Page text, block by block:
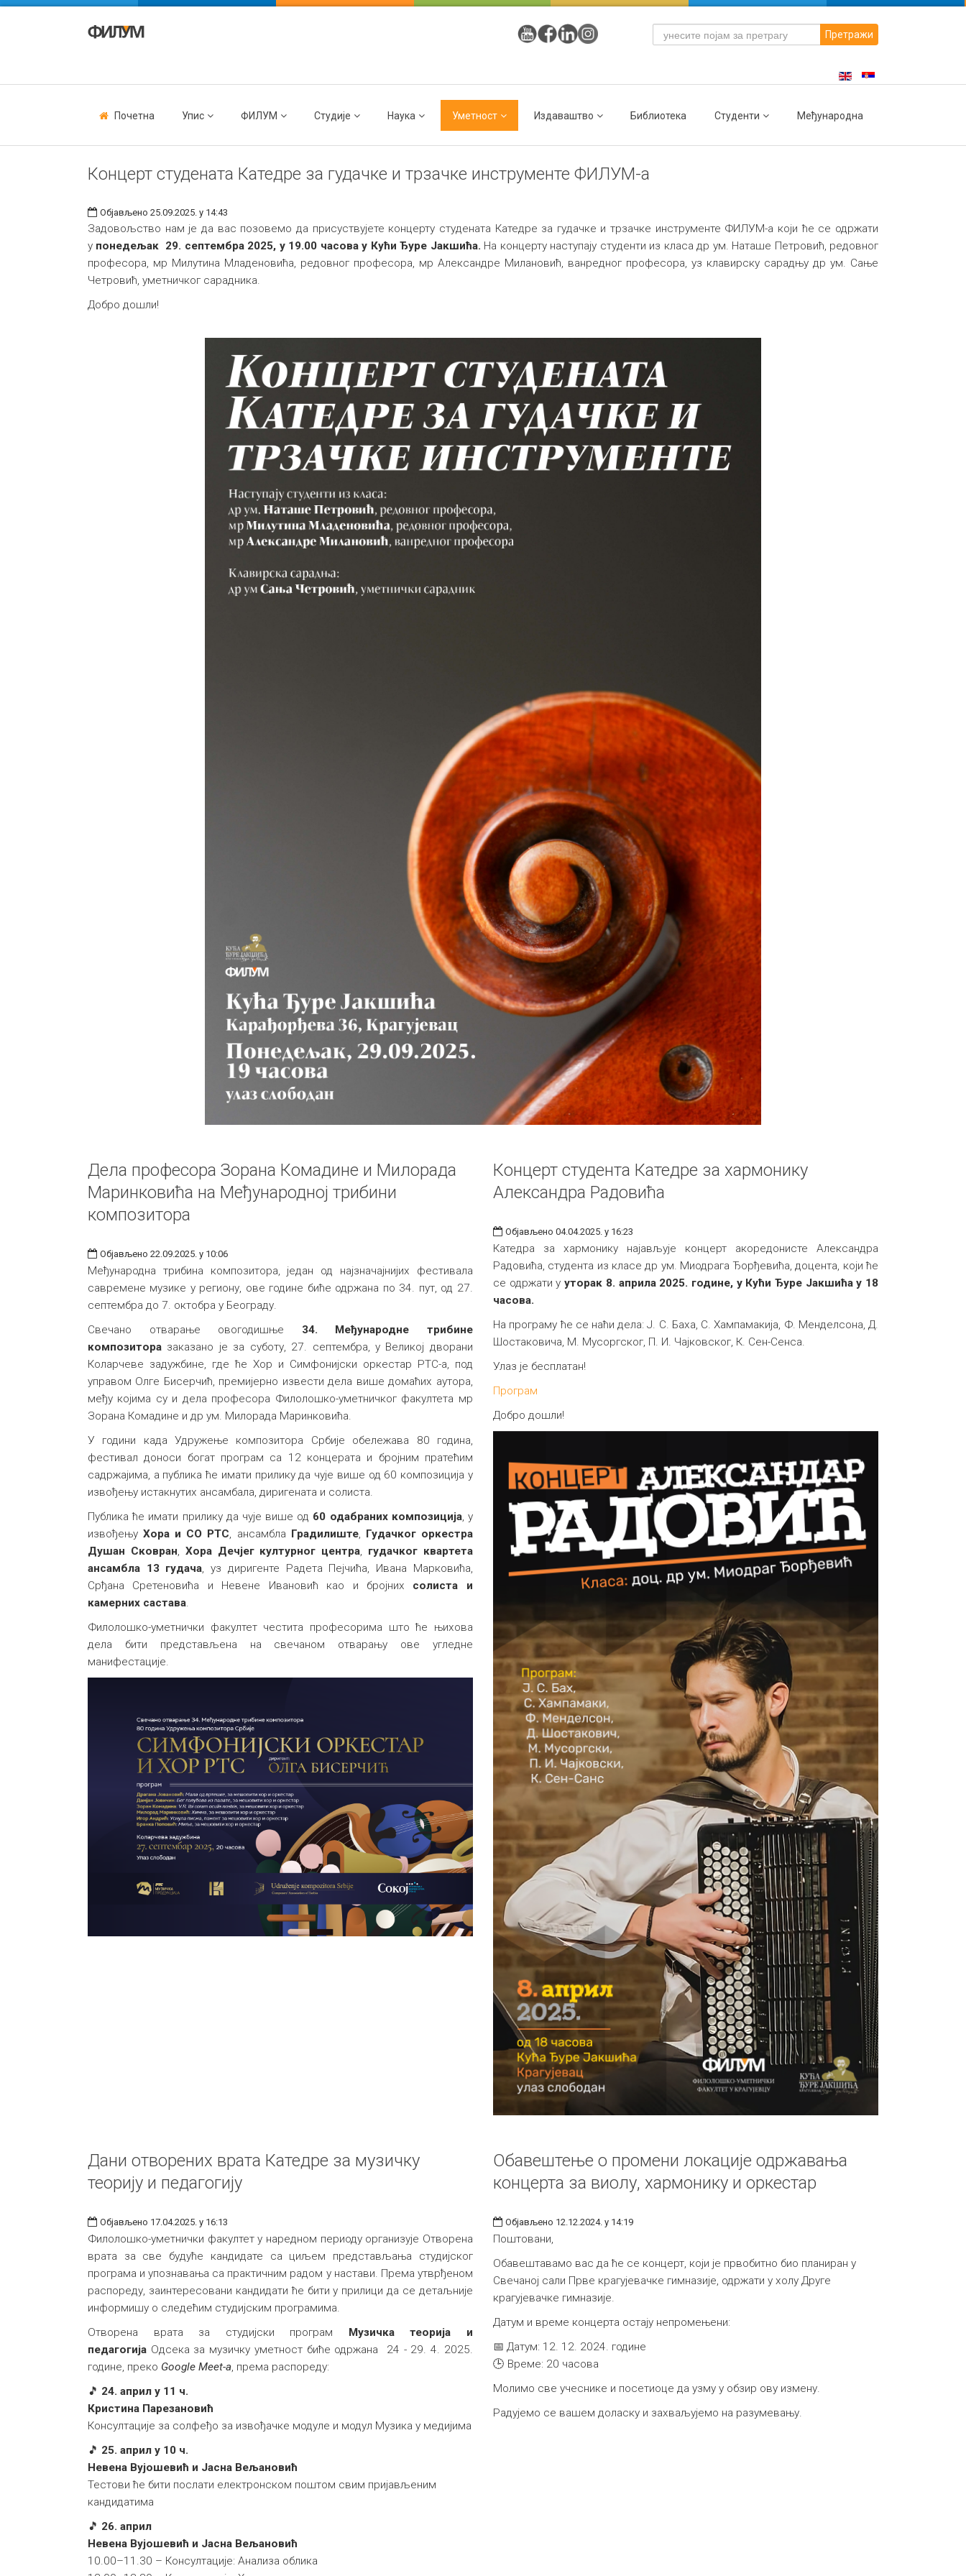
Претражи
Почетна Упис ФИЛУМ Студије Наука Уметност Издаваштво Библиотека Студенти Међународна
Концерт студената Катедре за гудачке и трзачке инструменте ФИЛУМ-а
Објављено 25.09.2025. у 14:43
Задовољство нам је да вас позовемо да присуствујете концерту студената Катедре за гудачке и трзачке инструменте ФИЛУМ-а који ће се одржати
у понедељак 29. септембра 2025, у 19.00 часова у Кући Ђуре Јакшића. На концерту наступају студенти из класа др ум. Наташе Петровић, редовног
професора, мр Милутина Младеновића, редовног професора, мр Александре Милановић, ванредног професора, уз клавирску сарадњу др ум. Сањe
Четровић, уметничког сарадника.
Добро дошли!
Дела професора Зорана Комадине и Милорада
Маринковића на Међународној трибини
композитора
Објављено 22.09.2025. у 10:06
Међународна трибина композитора, један од најзначајнијих фестивала
савремене музике у региону, ове године биће одржана по 34. пут, од 27.
септембра до 7. октобра у Београду.
Свечано отварање oвогодишњe 34. Међународнe трибинe
композиторa заказано је за суботу, 27. септембра, у Великој дворани
Коларчеве задужбине, где ће Хор и Симфонијски оркестар РТС-а, под
управом Олге Бисерчић, премијерно извести дела више домаћих аутора,
међу којима су и дела професора Филолошко-уметничког факултета мр
Зорана Комадине и др ум. Милорада Маринковића.
У години када Удружење композитора Србије обележава 80 година,
фестивал доноси богат програм са 12 концерата и бројним пратећим
садржајима, а публика ће имати прилику да чује више од 60 композиција у
извођењу истакнутих ансамбала, диригената и солиста.
Публика ће имати прилику да чује више од 60 одабраних композиција, у
извођењуХора и СО РТС, ансамбла Градилиште, Гудачког оркестра
Душан Сковран, Хора Дечјег културног центра, гудачког квартета
ансамбла 13 гудача, уз диригенте Радета Пејчића, Ивана Марковића,
Срђана Сретеновића и Невене Ивановић као и бројних солиста и
камерних састава.
Филолошко-уметнички факултет честита професорима што ће њихова
дела бити представљена на свечаном отварању ове угледне
манифестације.
Концерт студента Катедре за хармонику
Александра Радовића
Објављено 04.04.2025. у 16:23
Катедра за хармонику најављује концерт акоредонисте Александра
Радовића, студента из класе др ум. Миодрага Ђорђевића, доцента, који ће
се одржати ууторак 8. априла 2025. године, у Кући Ђуре Јакшића у 18
часова.
На програму ће се наћи дела: Ј. С. Баха, С. Хампамакија, Ф. Менделсона, Д.
Шостаковича, М. Мусоргског, П. И. Чајковског, К. Сен-Сенса.
Улаз је бесплатан!
Програм
Добро дошли!
Дани отворених врата Катедре за музичку
теорију и педагогију
Објављено 17.04.2025. у 16:13
Филолошко-уметнички факултет у наредном периоду организује Отворена
врата за све будуће кандидате са циљем представљања студијског
програма и упознавања са практичним радом у настави. Према утврђеном
распореду, заинтересовани кандидати ће бити у прилици да се детаљније
информишу о следећим студијским програмима.
Отворена врата за студијски програм
Музичка теорија и
педагогија Одсека за музичку уметност биће одржана 24 - 29. 4. 2025.
године, преко Google Meet-a, према распореду:
🎵 24. април у 11 ч.
Кристина Парезановић
Консултације за солфеђо за извођачке модуле и модул Музика у медијима
🎵 25. април у 10 ч.
Невена Вујошевић и Јасна Вељановић
Тестови ће бити послати електронском поштом свим пријављеним
кандидатима
🎵 26. април
Невена Вујошевић и Јасна Вељановић
10.00–11.30 – Консултације: Анализа облика
Обавештење о промени локације одржавања
концерта за виолу, хармонику и оркестар
Објављено 12.12.2024. у 14:19
Поштовани,
Обавештавамо вас да ће се концерт, који је првобитно био планиран у
Свечаној сали Прве крагујевачке гимназије, одржати у холу Друге
крагујевачке гимназије.
Датум и време концерта остају непромењени:
📅 Датум: 12. 12. 2024. године
🕒 Време: 20 часова
Молимо све учеснике и посетиоце да узму у обзир ову измену.
Радујемо се вашем доласку и захваљујемо на разумевању.